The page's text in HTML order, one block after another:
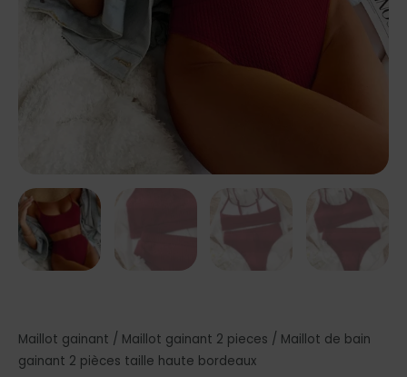
Maillot gainant / Maillot gainant 2 pieces / Maillot de bain
gainant 2 pièces taille haute bordeaux